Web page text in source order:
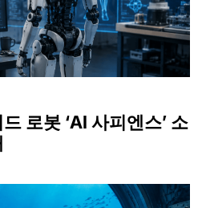
로봇 ‘AI 사피엔스’ 소